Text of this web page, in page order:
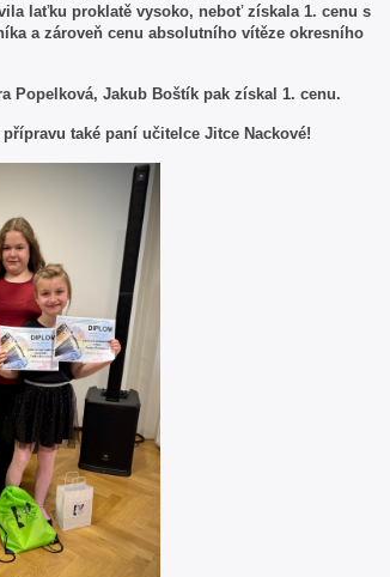
laťku proklatě vysoko, neboť získala 1. cenu s
a zároveň cenu absolutního vítěze okresního
Popelková, Jakub Boštík pak získal 1. cenu.
také paní učitelce Jitce Nackové!